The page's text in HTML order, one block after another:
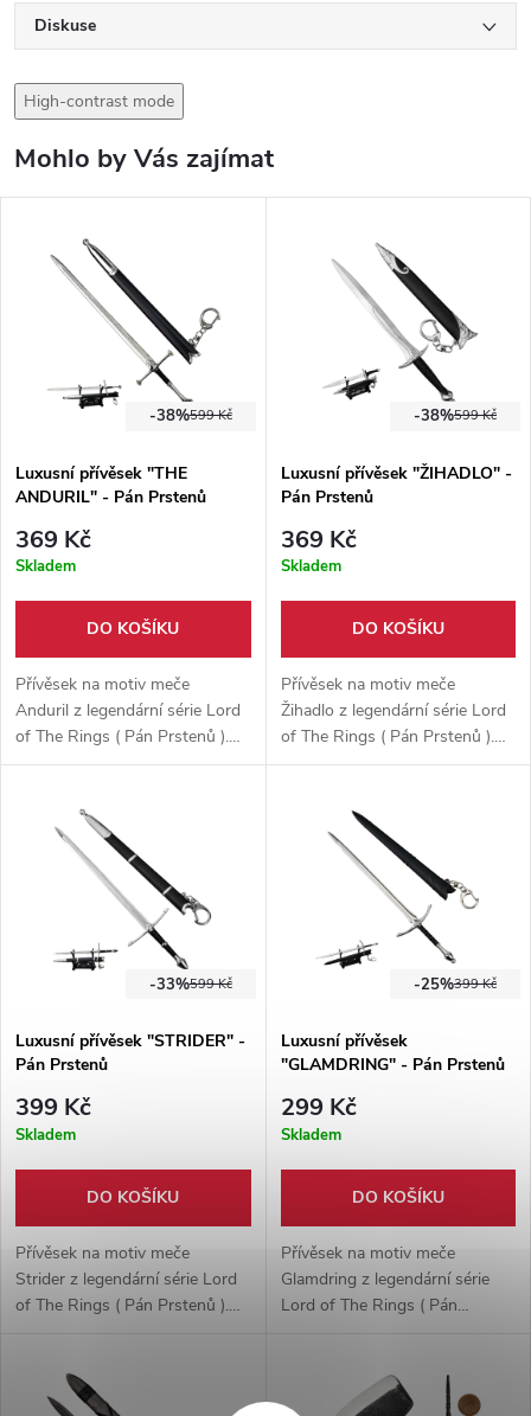
Diskuse
High-contrast mode
Mohlo by Vás zajímat
599 Kč
-38%
Luxusní přívěsek "THE
ANDURIL" - Pán Prstenů
369 Kč
Skladem
DO KOŠÍKU
Přívěsek na motiv meče
Anduril z legendární série Lord
of The Rings ( Pán Prstenů ).
Vyrobeno z hliníkové slitiny,
pro vystavení.
599 Kč
-38%
Luxusní přívěsek "ŽIHADLO" -
Pán Prstenů
369 Kč
Skladem
DO KOŠÍKU
Přívěsek na motiv meče
Žihadlo z legendární série Lord
of The Rings ( Pán Prstenů ).
Vyrobeno z hliníkové slitiny,
pro vystavení.
599 Kč
-33%
Luxusní přívěsek "STRIDER" -
Pán Prstenů
399 Kč
Skladem
DO KOŠÍKU
Přívěsek na motiv meče
Strider z legendární série Lord
of The Rings ( Pán Prstenů ).
pro vystavení.
399 Kč
-25%
Luxusní přívěsek
"GLAMDRING" - Pán Prstenů
299 Kč
Skladem
DO KOŠÍKU
Přívěsek na motiv meče
Glamdring z legendární série
Lord of The Rings ( Pán
stojánkem pro vystavení.